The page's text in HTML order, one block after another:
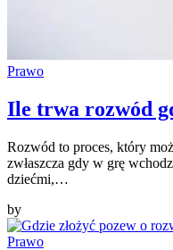
Prawo
Ile trwa rozwód
Rozwód to proces, który
zwłaszcza gdy w grę
dziećmi,…
by
Prawo